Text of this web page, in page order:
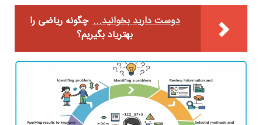
دوست دارید بخوانید... چگونه ریاضی را
بهتریاد بگیریم؟